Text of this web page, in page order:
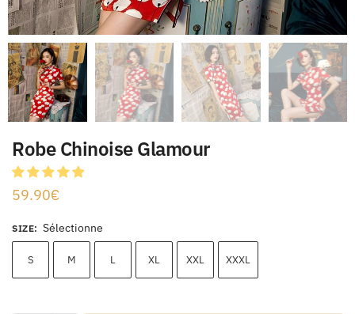
Robe Chinoise Glamour
59.90€
SIZE: Sélectionne
S M L XL XXL XXXL